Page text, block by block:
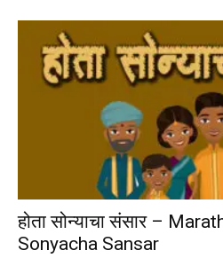
होता सोन्याचा संसार –
Sonyacha Sansar